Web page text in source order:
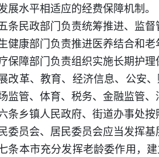
展水平相适应的经费保障机制。
条民政部门负责统筹推进、监
健康部门负责推进医养结合和
保障部门负责组织实施长期护
改革、教育、经济信息、公安
监管、体育、税务、金融监管
条乡镇人民政府、街道办事处
委员会、居民委员会应当发挥
条本市充分发挥老龄委作用，